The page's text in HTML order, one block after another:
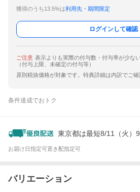
獲得のうち13.5%は利用先・期間限定
ログインして確認
ご注意 表示よりも実際の付与数・付与率が少な
（付与上限、未確定の付与等）
原則税抜価格が対象です。特典詳細は内訳でご確
条件達成でおトク
東京都は最短8/11（火）
お届け日指定可置き配指定可
バリエーション